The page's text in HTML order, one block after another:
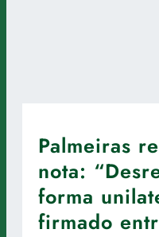
Palmeiras
nota:
forma
firmado